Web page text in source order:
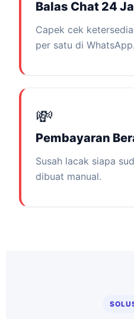
Balas Chat 24
Capek cek
per satu di WhatsApp.
💸
Pembayaran
Susah lacak siapa
dibuat manual.